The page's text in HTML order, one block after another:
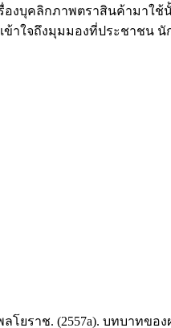
องบุคลิกภาพตราสินค้ามาใช้
าใจถึงมุมมองที่ประชาชน
ยราช. (2557a). บทบาทขอ